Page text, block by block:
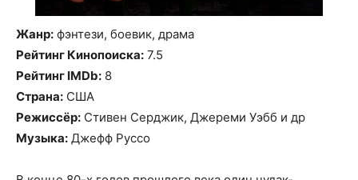
Жанр: фэнтези, боевик, драма
Рейтинг Кинопоиска: 7.5
Рейтинг IMDb: 8
Страна: США
Режиссёр: Стивен Серджик, Джереми Уэбб и др
Музыка: Джефф Руссо